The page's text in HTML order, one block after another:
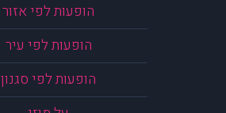
הופעות לפי אזור
הופעות לפי עיר
הופעות לפי סגנון